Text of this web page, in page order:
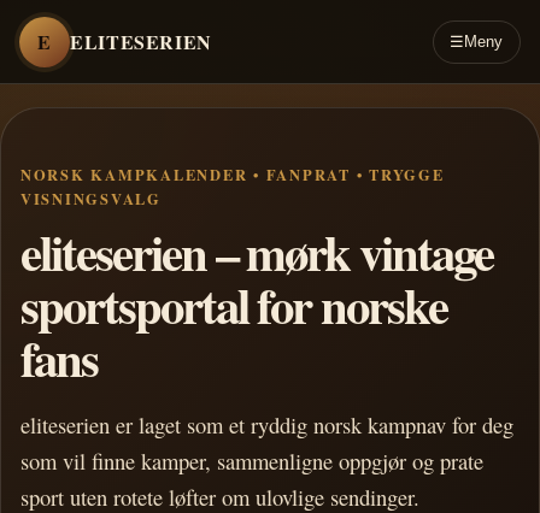
E ELITESERIEN ☰ Meny
NORSK KAMPKALENDER • FANPRAT • TRYGGE
VISNINGSVALG
eliteserien – mørk vintage
sportsportal for norske
fans
eliteserien er laget som et ryddig norsk kampnav for deg
som vil finne kamper, sammenligne oppgjør og prate
sport uten rotete løfter om ulovlige sendinger.